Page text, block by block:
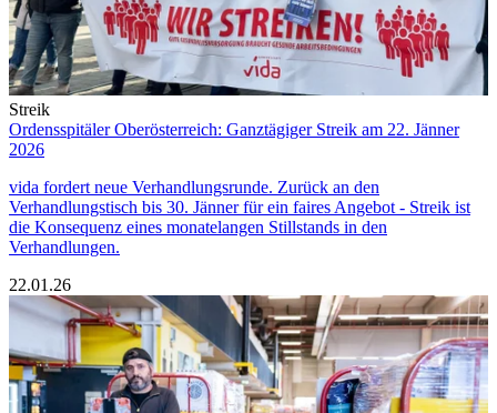
Streik
Ordensspitäler Oberösterreich: Ganztägiger Streik am 22. Jänner
2026
vida fordert neue Verhandlungsrunde. Zurück an den
Verhandlungstisch bis 30. Jänner für ein faires Angebot - Streik ist
die Konsequenz eines monatelangen Stillstands in den
Verhandlungen.
22.01.26